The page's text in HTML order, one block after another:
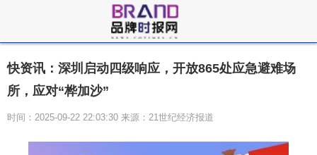
快资讯：深圳启动四级响应，开放865处应急避难场
所，应对“桦加沙”
时间：2025-09-22 22:03:30 来源：21世纪经济报道